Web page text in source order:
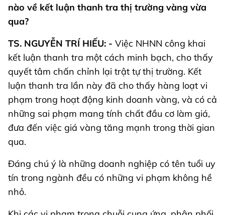
nào về kết luận thanh tra thị trường vàng vừa
qua?
TS. NGUYỄN TRÍ HIẾU: - Việc NHNN công khai
kết luận thanh tra một cách minh bạch, cho thấy
quyết tâm chấn chỉnh lại trật tự thị trường. Kết
luận thanh tra lần này đã cho thấy hàng loạt vi
phạm trong hoạt động kinh doanh vàng, và có cả
những sai phạm mang tính chất đầu cơ làm giá,
đưa đến việc giá vàng tăng mạnh trong thời gian
qua.
Đáng chú ý là những doanh nghiệp có tên tuổi uy
tín trong ngành đều có những vi phạm không hề
nhỏ.